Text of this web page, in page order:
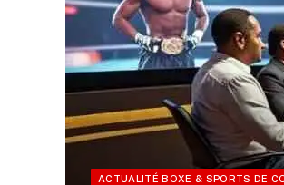
ACTUALITÉ BOXE & SPORTS DE